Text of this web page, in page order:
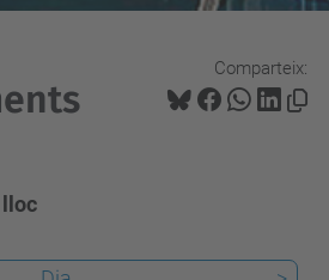
Comparteix: